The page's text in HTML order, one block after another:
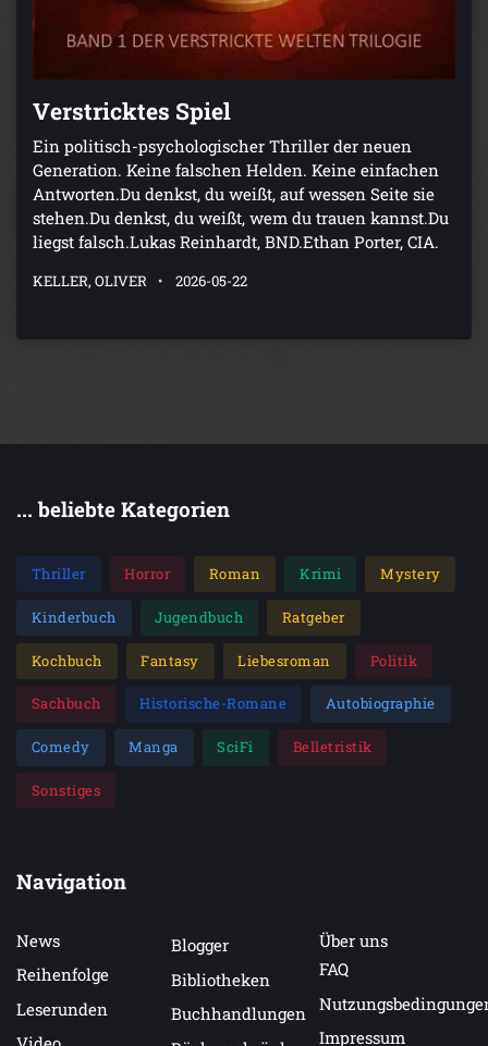
Verstricktes Spiel
Ein politisch-psychologischer Thriller der neuen
Generation. Keine falschen Helden. Keine einfachen
Antworten.Du denkst, du weißt, auf wessen Seite sie
stehen.Du denkst, du weißt, wem du trauen kannst.Du
liegst falsch.Lukas Reinhardt, BND.Ethan Porter, CIA.
KELLER, OLIVER 2026-05-22
... beliebte Kategorien
Thriller Horror Roman Krimi Mystery
Kinderbuch Jugendbuch Ratgeber
Kochbuch Fantasy Liebesroman Politik
Sachbuch Historische-Romane Autobiographie
Comedy Manga SciFi Belletristik
Sonstiges
Navigation
News
Reihenfolge
Leserunden
Blogger
Bibliotheken
Buchhandlungen
Über uns
FAQ
Impressum